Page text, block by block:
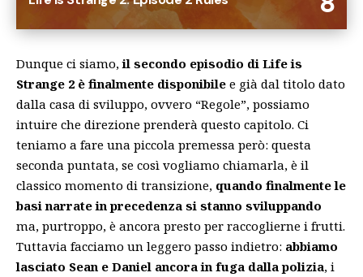
Dunque ci siamo, il secondo episodio di Life is
Strange 2 è finalmente disponibile e già dal titolo dato
dalla casa di sviluppo, ovvero “Regole”, possiamo
intuire che direzione prenderà questo capitolo. Ci
teniamo a fare una piccola premessa però: questa
seconda puntata, se così vogliamo chiamarla, è il
classico momento di transizione, quando finalmente le
basi narrate in precedenza si stanno sviluppando
ma, purtroppo, è ancora presto per raccoglierne i frutti.
Tuttavia facciamo un leggero passo indietro: abbiamo
lasciato Sean e Daniel ancora in fuga dalla polizia, i